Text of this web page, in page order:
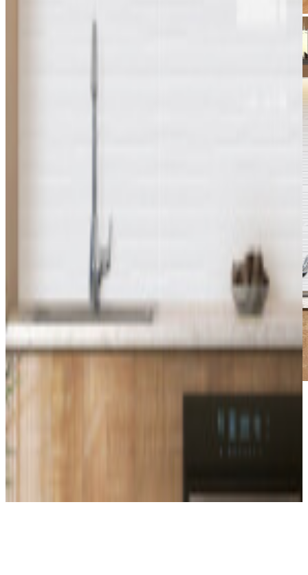
*Las fotografías de productos y ambientes son
ilustrativas, algunos atributos de color y textura pueden
variar de acuerdo a la resolución de tu pantalla y diferir
incluyen en la compra.